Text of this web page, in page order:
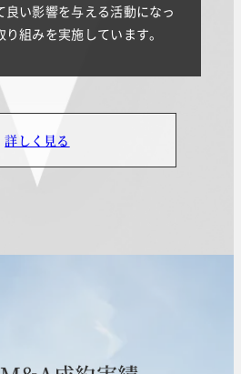
良い影響を与える活動になっ
組みを実施しています。
詳しく見る